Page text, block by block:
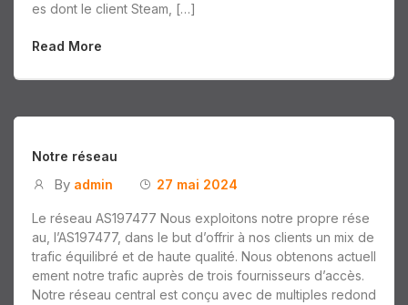
es dont le client Steam, […]
Read More
Notre réseau
By admin 27 mai 2024
Le réseau AS197477 Nous exploitons notre propre rése
au, l’AS197477, dans le but d’offrir à nos clients un mix de
trafic équilibré et de haute qualité. Nous obtenons actuell
ement notre trafic auprès de trois fournisseurs d’accès.
Notre réseau central est conçu avec de multiples redond